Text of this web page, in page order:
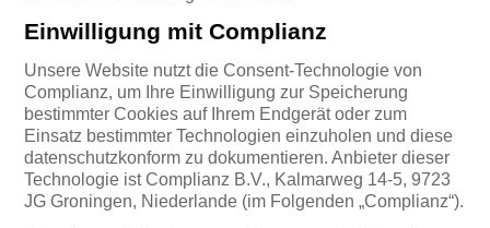
Einwilligung mit Complianz
Unsere Website nutzt die Consent-Technologie von
Complianz, um Ihre Einwilligung zur Speicherung
bestimmter Cookies auf Ihrem Endgerät oder zum
Einsatz bestimmter Technologien einzuholen und diese
datenschutzkonform zu dokumentieren. Anbieter dieser
Technologie ist Complianz B.V., Kalmarweg 14-5, 9723
JG Groningen, Niederlande (im Folgenden „Complianz“).